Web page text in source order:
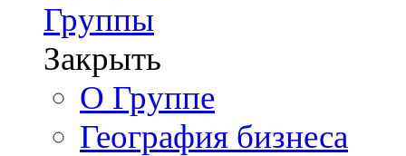
Группы
Закрыть
О Группе
География бизнеса